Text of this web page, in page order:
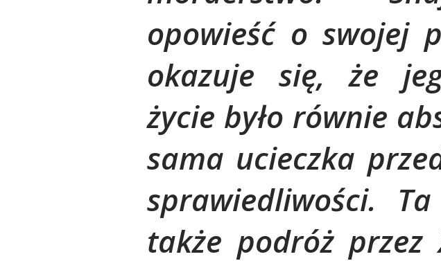
opowieść o swojej
okazuje się, że
życie było równie
sama ucieczka
sprawiedliwości.
także podróż przez